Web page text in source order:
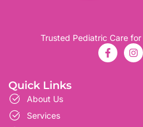
Trusted Pediatric Care
Quick Links
About Us
Services